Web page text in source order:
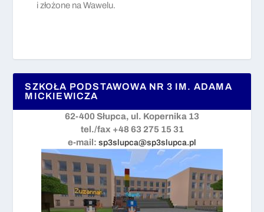
i złożone na Wawelu.
SZKOŁA PODSTAWOWA NR 3 IM. ADAMA
MICKIEWICZA
62-400 Słupca, ul. Kopernika 13
tel./fax +48 63 275 15 31
e-mail: sp3slupca@sp3slupca.pl